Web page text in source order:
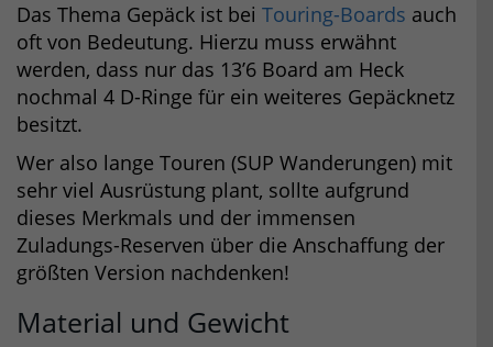
Das Thema Gepäck ist bei Touring-Boards auch
oft von Bedeutung. Hierzu muss erwähnt
werden, dass nur das 13’6 Board am Heck
nochmal 4 D-Ringe für ein weiteres Gepäcknetz
besitzt.
Wer also lange Touren (SUP Wanderungen) mit
sehr viel Ausrüstung plant, sollte aufgrund
dieses Merkmals und der immensen
Zuladungs-Reserven über die Anschaffung der
größten Version nachdenken!
Material und Gewicht